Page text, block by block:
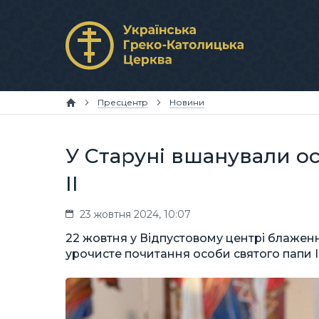
Пресцентр Новини
У Старуні вшанували
ІІ
23 жовтня 2024, 10:07
22 жовтня у Відпустовому центрі
урочисте почитання особи святого папи